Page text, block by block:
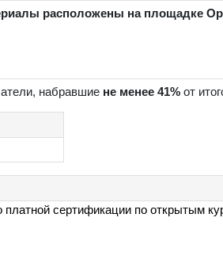
расположены на площадке
набравшие не менее 41%от
сертификации по открытым